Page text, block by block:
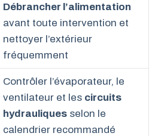
Débrancher l’alimentation
avant toute intervention et
nettoyer l’extérieur
fréquemment
Contrôler l’évaporateur, le
ventilateur et les circuits
hydrauliques selon le
calendrier recommandé